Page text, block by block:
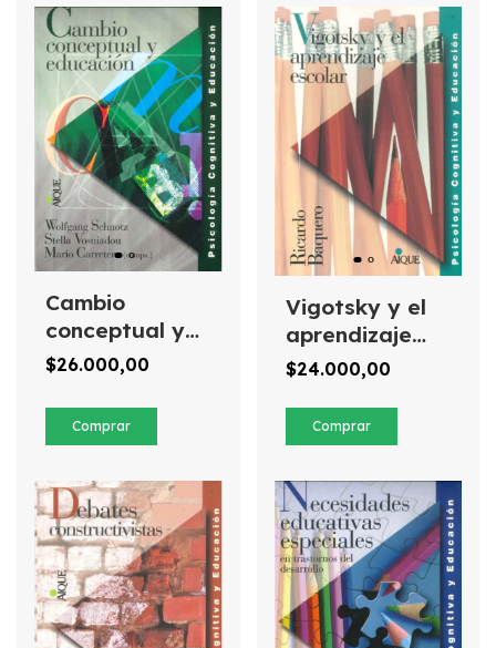
Cambio
conceptual y
educación
$26.000,00
Vigotsky y el
aprendizaje
escolar
$24.000,00